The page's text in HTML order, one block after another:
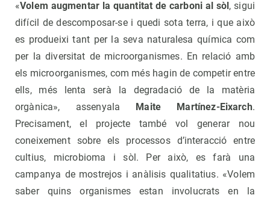
«Volem augmentar la quantitat de carboni al sòl , sigui
difícil de descomposar-se i quedi sota terra, i que això
es produeixi tant per la seva naturalesa química com
per la diversitat de microorganismes. En relació amb
els microorganismes, com més hagin de competir entre
ells, més lenta serà la degradació de la matèria
orgànica», assenyala
Maite Martínez-Eixarch.
Precisament, el projecte també vol generar nou
coneixement sobre els processos d’interacció entre
cultius, microbioma i sòl. Per això, es farà una
campanya de mostrejos i anàlisis qualitatius. «Volem
saber quins organismes estan involucrats en la